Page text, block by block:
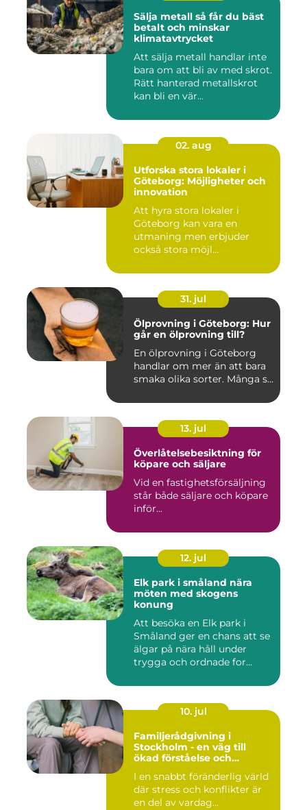
Sälja metall så får du bäst
betalt och minskar
klimatavtrycket
Att sälja metall handlar inte
bara om att bli av med skrot.
Rätt hanterad metallskrot
kan bli en vär...
02. aug
Utforska stora lokaler i
Göteborg: Möjligheter och
innovation
Att hyra stora lokaler i
Göteborg kan vara en
utmaning men erbjuder
också stora möjl...
31. jul
Ölprovning i Göteborg: Hur
går en ölprovning till?
En ölprovning i Göteborg
handlar om mer än att bara
smaka olika sorter. Många s...
13. jul
Överlåtelsebesiktning för
köpare och säljare
Vid en fastighetsförsäljning
står både säljare och köpare
inför...
12. jul
Elk park i småland nära
möten med skogens
konung
Att besöka en Elk park i
Småland ger en chans att se
älgar på nära håll under
trygga och ordnade for...
10. jul
Familjerådgivning i
Stockholm - en väg till
ökad förståelse och
I en snabbt föränderlig värld
där stress och konflikter är
en del av vardag...